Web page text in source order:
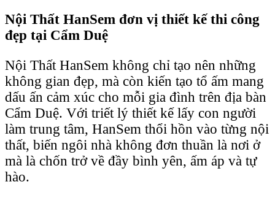
Nội Thất HanSem đơn vị thiết kế thi công
đẹp tại Cẩm Duệ
Nội Thất HanSem không chỉ tạo nên những
không gian đẹp, mà còn kiến tạo tổ ấm mang
dấu ấn cảm xúc cho mỗi gia đình trên địa bàn
Cẩm Duệ. Với triết lý thiết kế lấy con người
làm trung tâm, HanSem thổi hồn vào từng nội
thất, biến ngôi nhà không đơn thuần là nơi ở
mà là chốn trở về đầy bình yên, ấm áp và tự
hào.